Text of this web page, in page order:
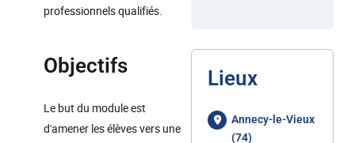
professionnels qualifiés.
Objectifs
Le but du module est
d'amener les élèves vers une
Lieux
Annecy-le-Vieux
(74)